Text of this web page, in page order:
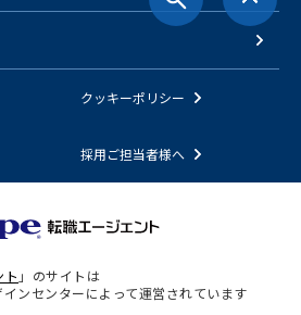
クッキーポリシー
採用ご担当者様へ
」のサイトは
ンセンターによって運営されています